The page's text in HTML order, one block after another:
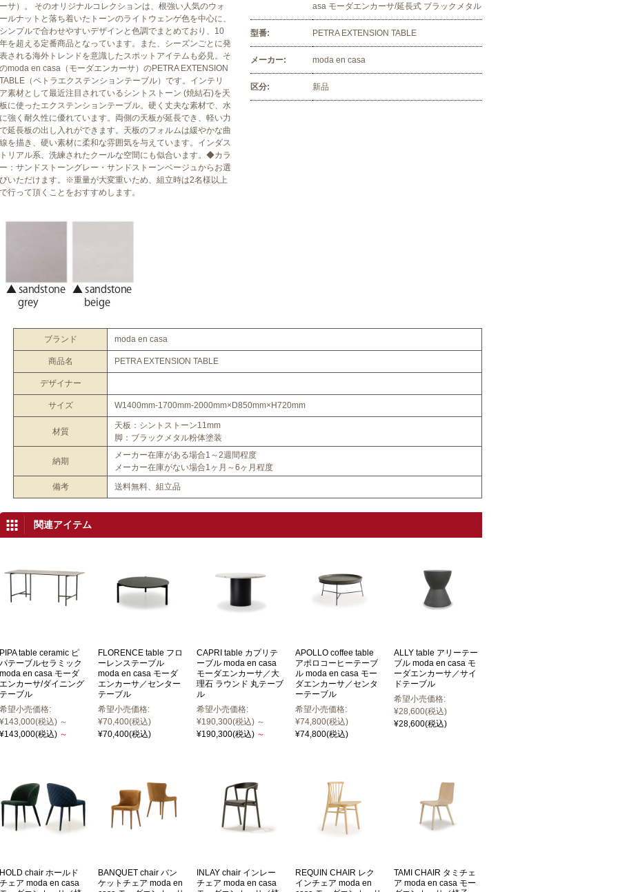
ーサ）。 そのオリジナルコレクションは、根強い人気のウォ
ールナットと落ち着いたトーンのライトウェンゲ色を中心に、
シンプルで合わせやすいデザインと色調でまとめており、10
年を超える定番商品となっています。また、シーズンごとに発
表される海外トレンドを意識したスポットアイテムも必見。そ
のmoda en casa（モーダエンカーサ）のPETRA EXTENSION
TABLE（ペトラエクステンションテーブル）です。インテリ
ア素材として最近注目されているシントストーン (焼結石)を天
板に使ったエクステンションテーブル。硬く丈夫な素材で、水
に強く耐久性に優れています。両側の天板が延長でき、軽い力
で延長板の出し入れができます。天板のフォルムは緩やかな曲
線を描き、硬い素材に柔和な雰囲気を与えています。インダス
トリアル系、洗練されたクールな空間にも似合います。◆カラ
ー：サンドストーングレー・サンドストーンベージュからお選
びいただけます。※重量が大変重いため、組立時は2名様以上
で行って頂くことをおすすめします。
asa モーダエンカーサ/延長式 ブラックメタル
型番: PETRA EXTENSION TABLE
メーカー: moda en casa
区分: 新品
ブランド moda en casa
商品名 PETRA EXTENSION TABLE
デザイナー
サイズ W1400mm-1700mm-2000mm×D850mm×H720mm
材質
天板：シントストーン11mm
脚：ブラックメタル粉体塗装
納期
メーカー在庫がある場合1～2週間程度
メーカー在庫がない場合1ヶ月～6ヶ月程度
備考
送料無料、組立品
関連アイテム
PIPA table ceramic ピ
パテーブルセラミック
moda en casa モーダ
エンカーサ/ダイニング
テーブル
希望小売価格:
¥143,000(税込) ～
¥143,000(税込) ～
FLORENCE table フロ
ーレンステーブル
moda en casa モーダ
エンカーサ／センター
テーブル
希望小売価格:
¥70,400(税込)
¥70,400(税込)
CAPRI table カプリテ
ーブル moda en casa
モーダエンカーサ／大
理石 ラウンド 丸テーブ
ル
希望小売価格:
¥190,300(税込) ～
¥190,300(税込) ～
APOLLO coffee table
アポロコーヒーテーブ
ル moda en casa モー
ダエンカーサ／センタ
ーテーブル
希望小売価格:
¥74,800(税込)
¥74,800(税込)
ALLY table アリーテー
ブル moda en casa モ
ーダエンカーサ／サイ
ドテーブル
希望小売価格:
¥28,600(税込)
¥28,600(税込)
HOLD chair ホールド
チェア moda en casa
BANQUET chair バン
ケットチェア moda en
INLAY chair インレー
チェア moda en casa
REQUIN CHAIR レク
インチェア moda en
TAMI CHAIR タミチェ
ア moda en casa モー